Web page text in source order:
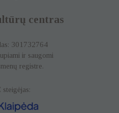
centras
301732764
ir saugomi
registre.